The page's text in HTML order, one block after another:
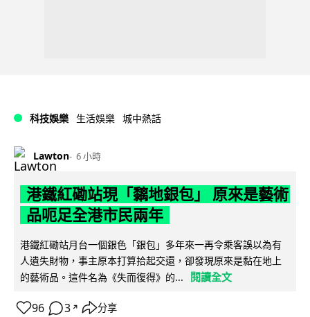
科技娛樂 生活娛樂 城中熱話
Lawton 6 小時
港鐵紅磡站現「黐地銀包」 原來是藝術
品呃足全港市民兩年
港鐵紅磡站月台一個銀色「銀包」多年來一再令乘客誤以為有
人遺失財物，事主原本打算拾起交還，卻發現原來是黏在地上
的藝術品。這件名為《失而復得》的...
閱讀全文
96 3 ↗ 分享